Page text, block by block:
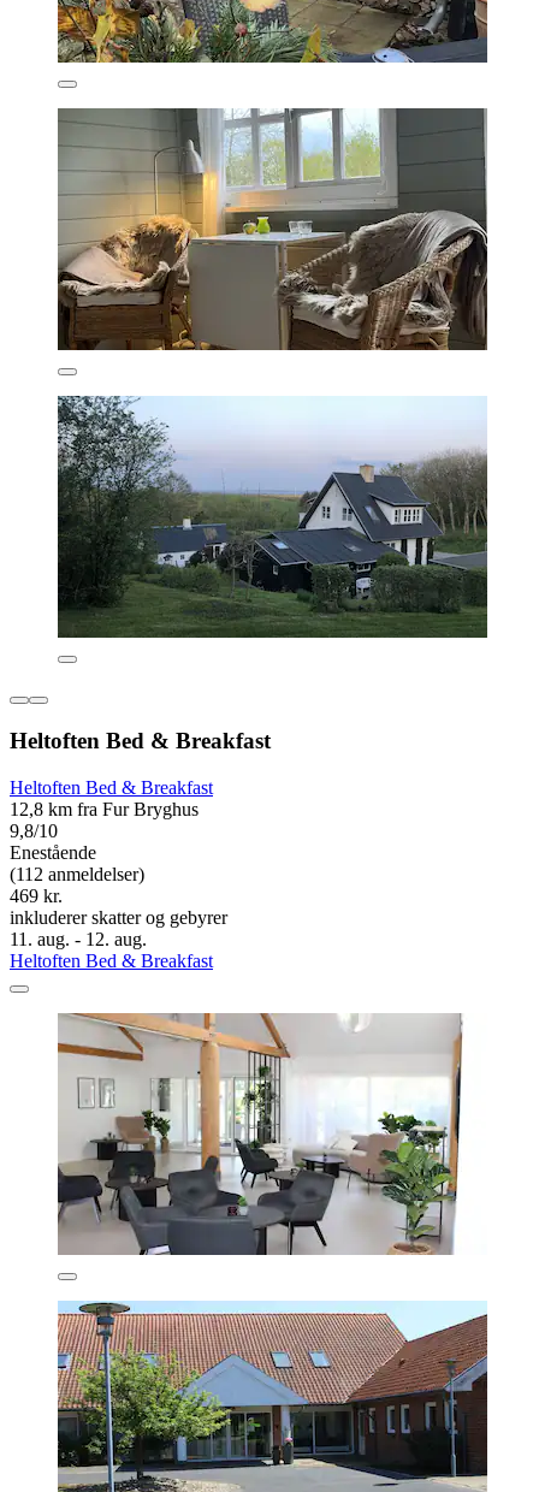
Heltoften Bed & Breakfast
Heltoften Bed & Breakfast
12,8 km fra Fur Bryghus
9,8/10
Enestående
(112 anmeldelser)
469 kr.
inkluderer skatter og gebyrer
11. aug. - 12. aug.
Heltoften Bed & Breakfast